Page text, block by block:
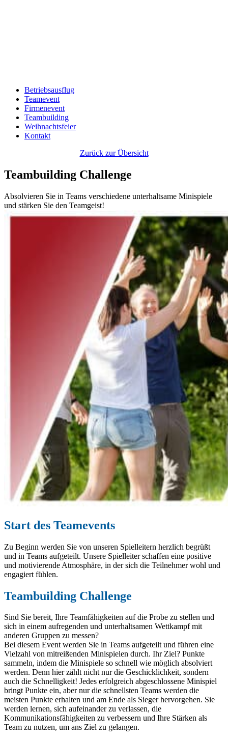
Betriebsausflug
Teamevent
Firmenevent
Teambuilding
Weihnachtsfeier
Kontakt
Zurück zur Übersicht
Teambuilding Challenge
Absolvieren Sie in Teams verschiedene unterhaltsame Minispiele
und stärken Sie den Teamgeist!
Start des Teamevents
Zu Beginn werden Sie von unseren Spielleitern herzlich begrüßt
und in Teams aufgeteilt. Unsere Spielleiter schaffen eine positive
und motivierende Atmosphäre, in der sich die Teilnehmer wohl und
engagiert fühlen.
Teambuilding Challenge
Sind Sie bereit, Ihre Teamfähigkeiten auf die Probe zu stellen und
sich in einem aufregenden und unterhaltsamen Wettkampf mit
anderen Gruppen zu messen?
Bei diesem Event werden Sie in Teams aufgeteilt und führen eine
Vielzahl von mitreißenden Minispielen durch. Ihr Ziel? Punkte
sammeln, indem die Minispiele so schnell wie möglich absolviert
werden. Denn hier zählt nicht nur die Geschicklichkeit, sondern
auch die Schnelligkeit! Jedes erfolgreich abgeschlossene Minispiel
bringt Punkte ein, aber nur die schnellsten Teams werden die
meisten Punkte erhalten und am Ende als Sieger hervorgehen. Sie
werden lernen, sich aufeinander zu verlassen, die
Kommunikationsfähigkeiten zu verbessern und Ihre Stärken als
Team zu nutzen, um ans Ziel zu gelangen.